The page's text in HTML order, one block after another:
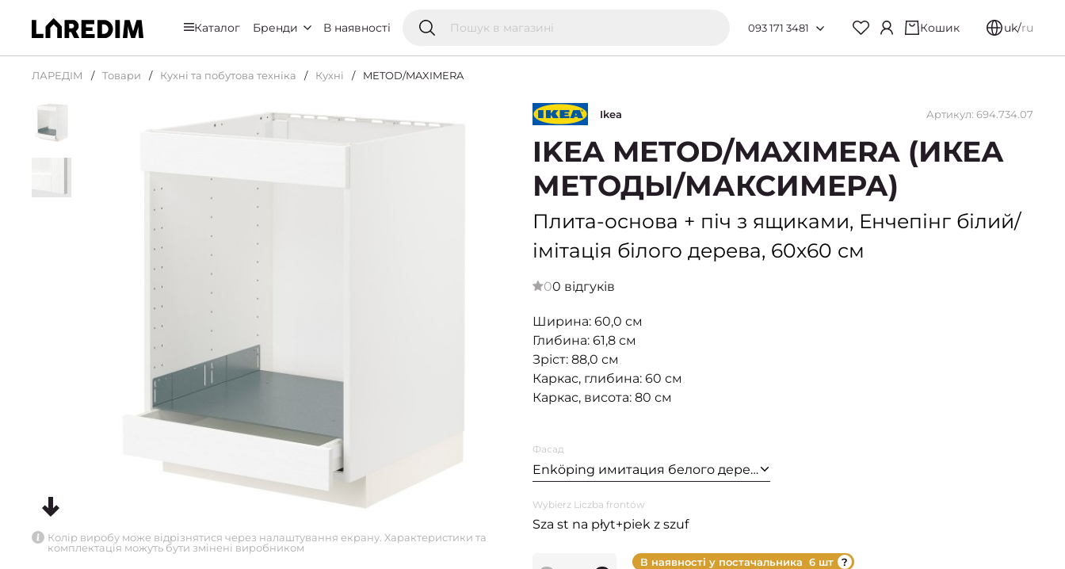
Каталог Бренди В наявності 093 171 3481 Кошик uk/ru
ЛАРЕДІМ Товари Кухні та побутова техніка Кухні METOD/MAXIMERA
Колір виробу може відрізнятися через налаштування екрану. Характеристики та
комплектація можуть бути змінені виробником
Ikea Артикул: 694.734.07
IKEA METOD/MAXIMERA (ИКЕА
МЕТОДЫ/МАКСИМЕРА)
Плита-основа + піч з ящиками, Енчепінг білий/
імітація білого дерева, 60х60 см
00 відгуків
Ширина: 60,0 см
Глибина: 61,8 см
Зріст: 88,0 см
Каркас, глибина: 60 см
Каркас, висота: 80 см
Фасад
Enköping имитация белого дерева
Wybierz Liczba frontów
Sza st na płyt+piek z szuf
В наявності у постачальника 6 шт